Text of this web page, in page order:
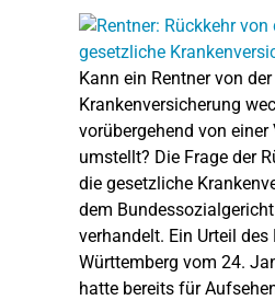
Kann ein Rentner von
Krankenversicherung
vorübergehend von
umstellt? Die Frage der
die gesetzliche
dem
verhandelt. Ein Urteil
Württemberg vom 24.
hatte bereits für